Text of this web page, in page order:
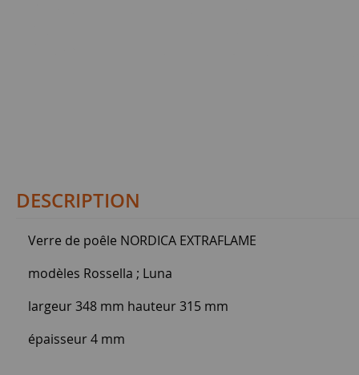
DESCRIPTION
Verre de poêle NORDICA EXTRAFLAME
modèles Rossella ; Luna
largeur 348 mm hauteur 315 mm
épaisseur 4 mm